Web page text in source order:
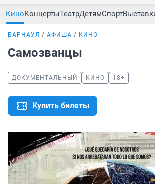
КиноКонцертыТеатрДетямСпорт
БАРНАУЛ АФИША КИНО
Самозванцы
ДОКУМЕНТАЛЬНЫЙ КИНО 18+
Купить билеты